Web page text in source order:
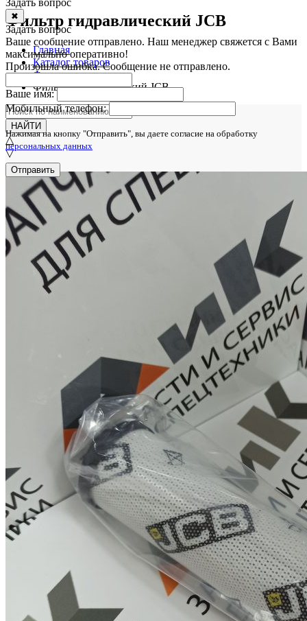
Задать вопрос
✖
Задать вопрос
Ваше сообщение отправлено. Наш менеджер свяжется с Вами
максимально оперативно!
Произошла ошибка. Сообщение не отправлено.
Ваше имя:
Мобильный телефон:
Нажимая на кнопку "Отправить", вы даете согласие на обработку
персональных данных
Отправить
Фильтр гидравлический JCB
Главная
Каталог товаров
Фильтры
Фильтр гидравлический JCB
НАЙТИ
△
▽